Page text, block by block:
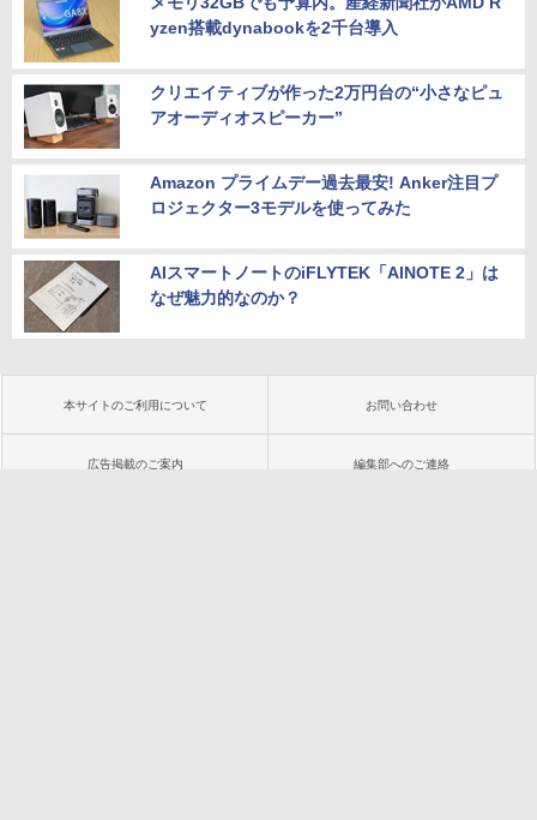
yzen搭載dynabookを2千台導入
クリエイティブが作った2万円台の“小さなピュ
アオーディオスピーカー”
Amazon プライムデー過去最安! Anker注目プ
ロジェクター3モデルを使ってみた
AIスマートノートのiFLYTEK「AINOTE 2」は
なぜ魅力的なのか？
本サイトのご利用について お問い合わせ
広告掲載のご案内 編集部へのご連絡